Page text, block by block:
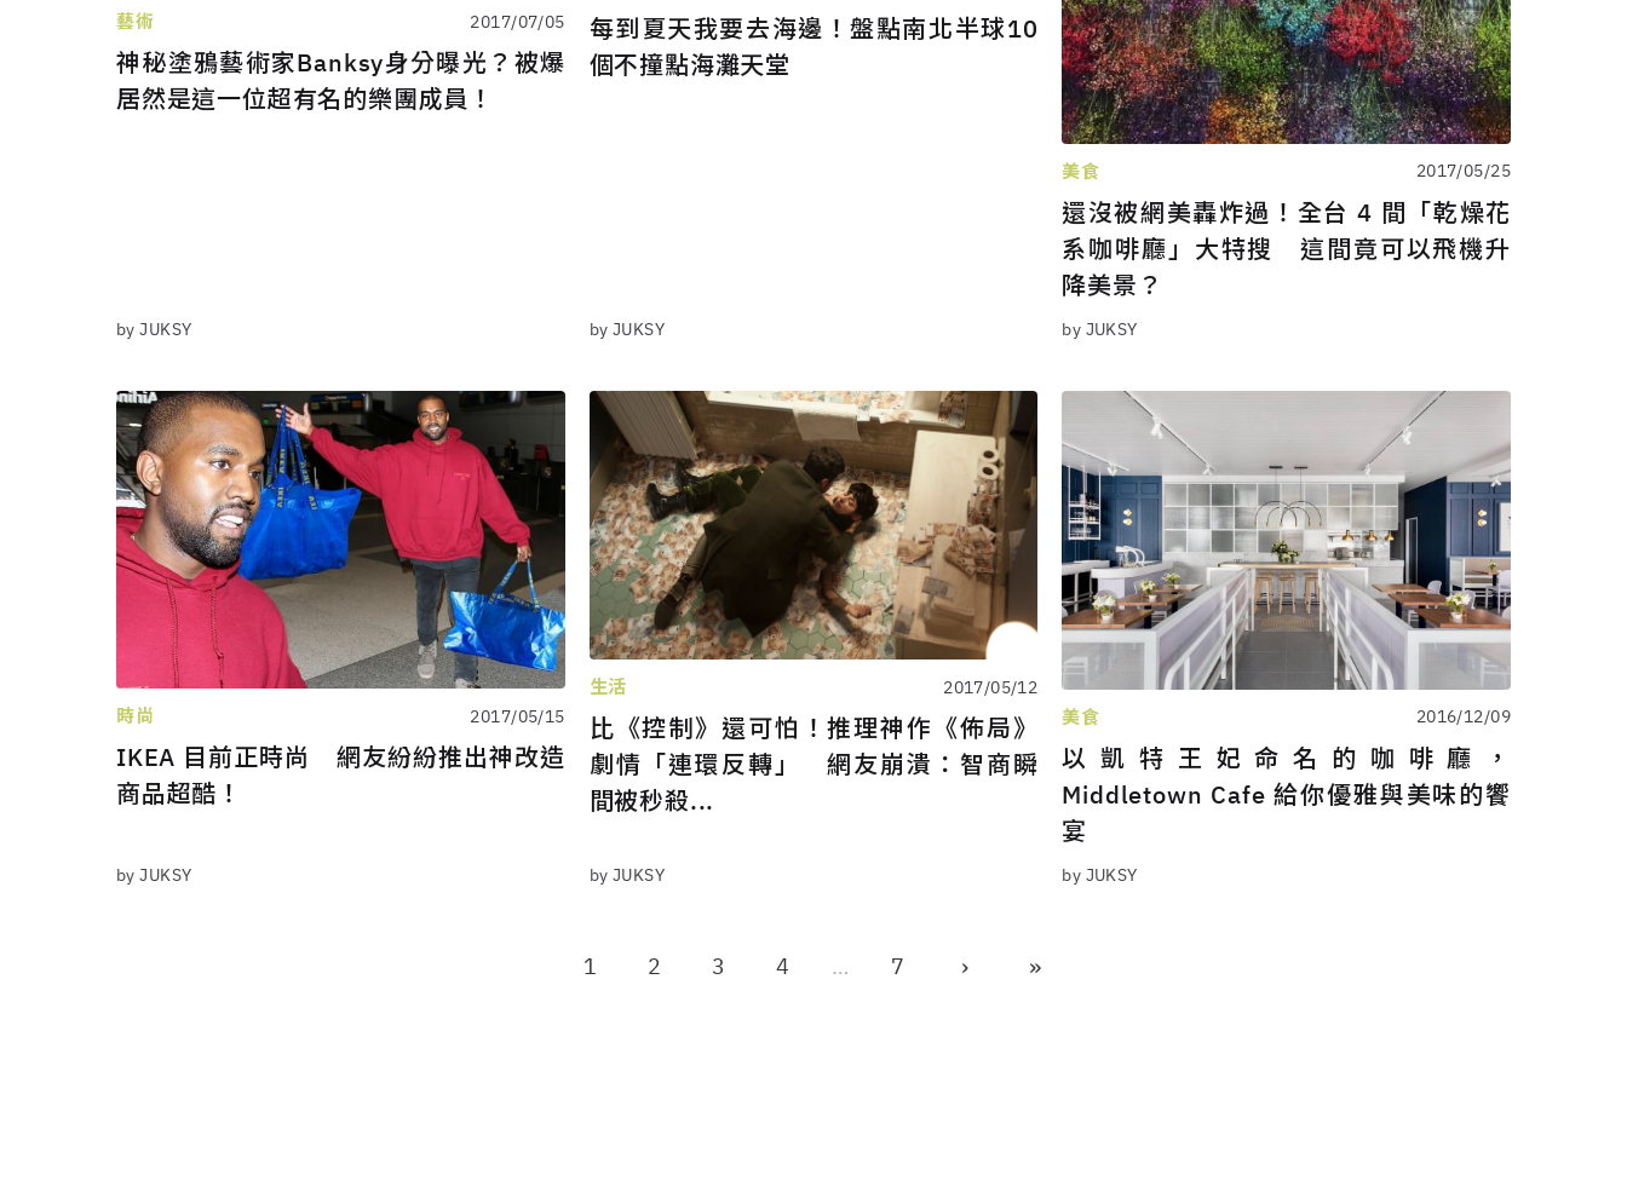
藝術 2017/07/05
神秘塗鴉藝術家Banksy身分曝光？被爆
居然是這一位超有名的樂團成員！
by JUKSY
每到夏天我要去海邊！盤點南北半球10
個不撞點海灘天堂
by JUKSY
美食 2017/05/25
還沒被網美轟炸過！全台 4 間「乾燥花
系咖啡廳」大特搜 這間竟可以飛機升
降美景？
by JUKSY
時尚 2017/05/15
IKEA 目前正時尚 網友紛紛推出神改造
商品超酷！
by JUKSY
生活 2017/05/12
比《控制》還可怕！推理神作《佈局》
劇情「連環反轉」 網友崩潰：智商瞬
間被秒殺...
by JUKSY
美食 2016/12/09
以凱特王妃命名的咖啡廳，
Middletown Cafe 給你優雅與美味的饗
宴
by JUKSY
› »
1 2 3 4 … 7